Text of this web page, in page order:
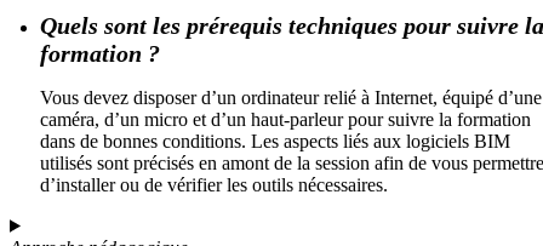
Quels sont les prérequis techniques pour suivre la
formation ?
Vous devez disposer d’un ordinateur relié à Internet, équipé d’une
caméra, d’un micro et d’un haut-parleur pour suivre la formation
dans de bonnes conditions. Les aspects liés aux logiciels BIM
utilisés sont précisés en amont de la session afin de vous permettre
d’installer ou de vérifier les outils nécessaires.